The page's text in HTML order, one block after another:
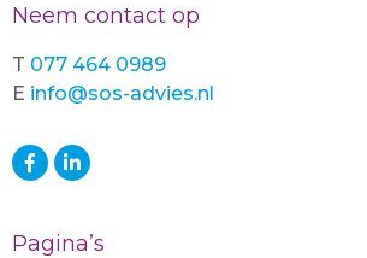
Neem contact op
T 077 464 0989
E info@sos-advies.nl
Pagina’s